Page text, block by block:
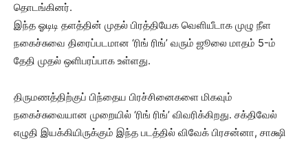
தொடங்கினர்.
இந்த ஓடிடி தளத்தின் முதல் பிரத்தியேக வெளியீடாக முழு நீள
நகைச்சுவை திரைப்படமான ‘ரிங் ரிங்’ வரும் ஜூலை மாதம் 5-ம்
தேதி முதல் ஒளிபரப்பாக உள்ளது.
திருமணத்திற்குப் பிந்தைய பிரச்சினைகளை மிகவும்
நகைச்சுவையான முறையில் ‘ரிங் ரிங்’ விவரிக்கிறது. சக்திவேல்
எழுதி இயக்கியிருக்கும் இந்த படத்தில் விவேக் பிரசன்னா, சாக்ஷி